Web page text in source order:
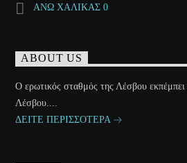
ΑΝΩ ΧΑΛΙΚΑΣ 0
ABOUT US
Ο ερωτικός σταθμός της Λέσβου
Λέσβου....
ΔΕΙΤΕ ΠΕΡΙΣΣΟΤΕΡΑ